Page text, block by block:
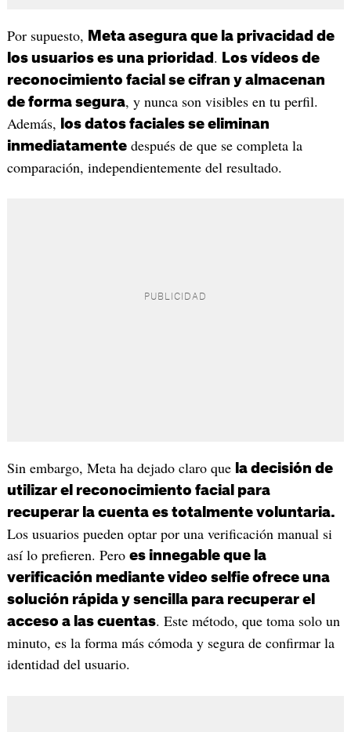
Por supuesto,
Meta asegura que la privacidad de
los usuarios es una prioridad .
Los vídeos de
reconocimiento facial se cifran y almacenan
de forma segura, y nunca son visibles en tu perfil.
Además,
los datos faciales se eliminan
inmediatamentedespués de que se completa la
comparación, independientemente del resultado.
Sin embargo, Meta ha dejado claro que la decisión de
utilizar el reconocimiento facial para
recuperar la cuenta es totalmente voluntaria.
Los usuarios pueden optar por una verificación manual si
así lo prefieren. Pero es innegable que la
verificación mediante video selfie ofrece una
solución rápida y sencilla para recuperar el
acceso a las cuentas. Este método, que toma solo un
minuto, es la forma más cómoda y segura de confirmar la
identidad del usuario.